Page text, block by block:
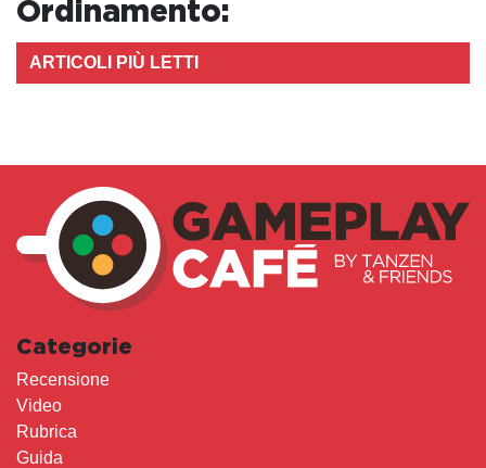
Ordinamento:
ARTICOLI PIÙ LETTI
Categorie
Recensione
Video
Rubrica
Guida